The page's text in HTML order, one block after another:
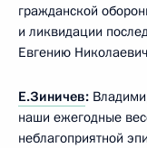
гражданской
и ликвидации
Евгению
Е.Зиничев:
наши ежегодные
неблагоприятной